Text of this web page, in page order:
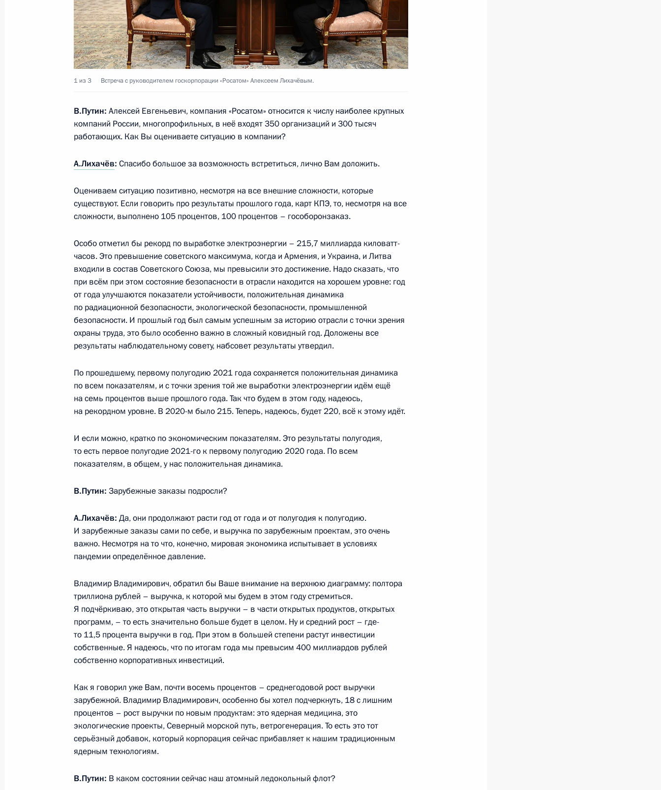
9 августа 2021 года, понедельник
Дебаты высокого уровня в Совбезе ООН по морской
безопасности
3 16м
Владимир Путин поручил увеличить российскую группировку,
9 августа 2021 года, 15:50
Встреча с членами паралимпийской команды России 17м
8 августа 2021 года, воскресенье
9 августа Президент проведёт встречу с членами
паралимпийской сборной России и примет участие
в конференции в рамках Совбеза ООН
8 августа 2021 года, 15:00
6 августа 2021 года, пятница
Рабочая встреча с главой Башкирии Радием Хабировым
Встреча с работниками и строителями завода «Цемикс»
Открытие завода «Цемикс»
6 августа 2021 года, 20:15 Республика Башкортостан, Абзелиловский район
Встреча с губернатором Челябинской области Алексеем
Текслером
6 августа 2021 года, 19:40 Магнитогорск
3
Встреча с полпредом Президента в УрФО Владимиром Якушевым
Совещание о ситуации с паводками и пожарами в регионах
6 августа 2021 года, 18:50 Магнитогорск
1 из 3 Встреча с руководителем госкорпорации «Росатом» Алексеем Лихачёвым.
В.Путин: Алексей Евгеньевич, компания «Росатом» относится к числу наиболее крупных
компаний России, многопрофильных, в неё входят 350 организаций и 300 тысяч
работающих. Как Вы оцениваете ситуацию в компании?
А.Лихачёв: Спасибо большое за возможность встретиться, лично Вам доложить.
Оцениваем ситуацию позитивно, несмотря на все внешние сложности, которые
существуют. Если говорить про результаты прошлого года, карт КПЭ, то, несмотря на все
сложности, выполнено 105 процентов, 100 процентов – гособоронзаказ.
Особо отметил бы рекорд по выработке электроэнергии – 215,7 миллиарда киловатт-
часов. Это превышение советского максимума, когда и Армения, и Украина, и Литва
входили в состав Советского Союза, мы превысили это достижение. Надо сказать, что
при всём при этом состояние безопасности в отрасли находится на хорошем уровне: год
от года улучшаются показатели устойчивости, положительная динамика
по радиационной безопасности, экологической безопасности, промышленной
безопасности. И прошлый год был самым успешным за историю отрасли с точки зрения
охраны труда, это было особенно важно в сложный ковидный год. Доложены все
результаты наблюдательному совету, набсовет результаты утвердил.
По прошедшему, первому полугодию 2021 года сохраняется положительная динамика
по всем показателям, и с точки зрения той же выработки электроэнергии идём ещё
на семь процентов выше прошлого года. Так что будем в этом году, надеюсь,
на рекордном уровне. В 2020-м было 215. Теперь, надеюсь, будет 220, всё к этому идёт.
И если можно, кратко по экономическим показателям. Это результаты полугодия,
то есть первое полугодие 2021-го к первому полугодию 2020 года. По всем
показателям, в общем, у нас положительная динамика.
В.Путин: Зарубежные заказы подросли?
А.Лихачёв: Да, они продолжают расти год от года и от полугодия к полугодию.
И зарубежные заказы сами по себе, и выручка по зарубежным проектам, это очень
важно. Несмотря на то что, конечно, мировая экономика испытывает в условиях
пандемии определённое давление.
Владимир Владимирович, обратил бы Ваше внимание на верхнюю диаграмму: полтора
триллиона рублей – выручка, к которой мы будем в этом году стремиться.
Я подчёркиваю, это открытая часть выручки – в части открытых продуктов, открытых
программ, – то есть значительно больше будет в целом. Ну и средний рост – где-
то 11,5 процента выручки в год. При этом в большей степени растут инвестиции
собственные. Я надеюсь, что по итогам года мы превысим 400 миллиардов рублей
собственно корпоративных инвестиций.
Как я говорил уже Вам, почти восемь процентов – среднегодовой рост выручки
зарубежной. Владимир Владимирович, особенно бы хотел подчеркнуть, 18 с лишним
процентов – рост выручки по новым продуктам: это ядерная медицина, это
экологические проекты, Северный морской путь, ветрогенерация. То есть это тот
серьёзный добавок, который корпорация сейчас прибавляет к нашим традиционным
ядерным технологиям.
В.Путин: В каком состоянии сейчас наш атомный ледокольный флот?